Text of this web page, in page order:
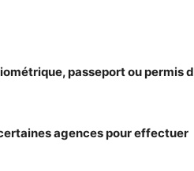
passeport ou permis
agences pour effectuer